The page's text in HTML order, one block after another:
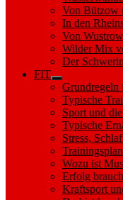
Von Bützow
In den
Von
Wilder Mix
Der
FIT
Show
sub
menu
Grundregeln
Typische
Sport und
Typische
Stress,
Wozu ist
Erfolg
Kraftsport